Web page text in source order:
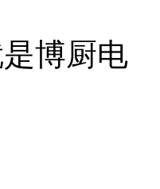
博厨电